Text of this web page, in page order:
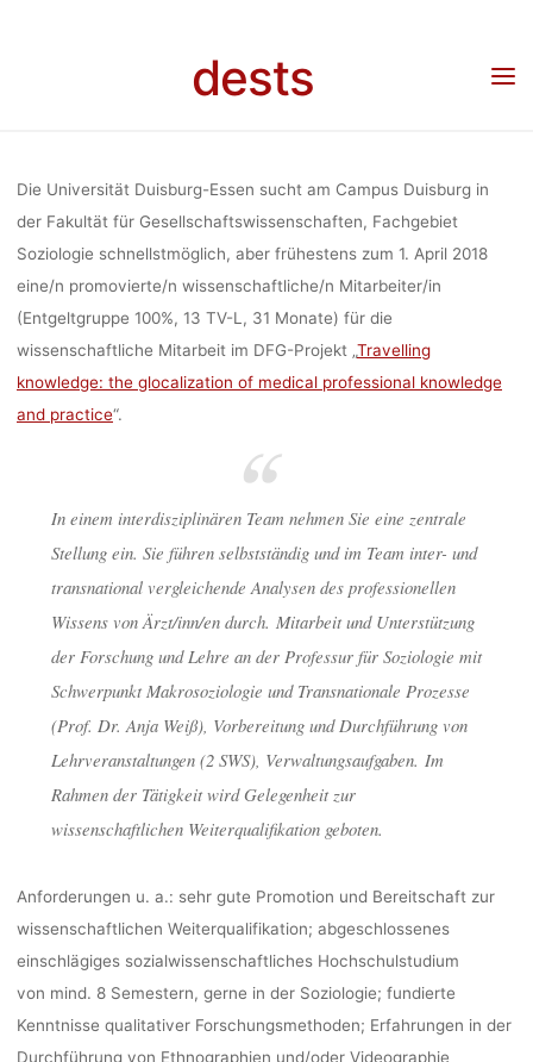
dests
Stellenangebot: Wissenschaftliche/r Mitarbeiter/in im
Projekt „Travelling knowledge: the glocalization of medical professional knowledge
Die Universität Duisburg-Essen sucht am Campus Duisburg in
der Fakultät für Gesellschaftswissenschaften, Fachgebiet
Soziologie schnellstmöglich, aber frühestens zum 1. April 2018
eine/n promovierte/n wissenschaftliche/n Mitarbeiter/in
(Entgeltgruppe 100%, 13 TV-L, 31 Monate) für die
wissenschaftliche Mitarbeit im DFG-Projekt „Travelling
knowledge: the glocalization of medical professional knowledge
and practice“.
In einem interdisziplinären Team nehmen Sie eine zentrale
Stellung ein. Sie führen selbstständig und im Team inter- und
transnational vergleichende Analysen des professionellen
Wissens von Ärzt/inn/en durch. Mitarbeit und Unterstützung
der Forschung und Lehre an der Professur für Soziologie mit
Schwerpunkt Makrosoziologie und Transnationale Prozesse
(Prof. Dr. Anja Weiß), Vorbereitung und Durchführung von
Lehrveranstaltungen (2 SWS), Verwaltungsaufgaben. Im
Rahmen der Tätigkeit wird Gelegenheit zur
wissenschaftlichen Weiterqualifikation geboten.
Anforderungen u. a.: sehr gute Promotion und Bereitschaft zur
wissenschaftlichen Weiterqualifikation; abgeschlossenes
einschlägiges sozialwissenschaftliches Hochschulstudium
von mind. 8 Semestern, gerne in der Soziologie; fundierte
Kenntnisse qualitativer Forschungsmethoden; Erfahrungen in der
Durchführung von Ethnographien und/oder Videographie